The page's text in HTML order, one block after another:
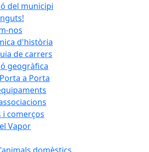
del municipi
nos
d'història
de carrers
geogràfica
a Porta
i comerços
Vapor